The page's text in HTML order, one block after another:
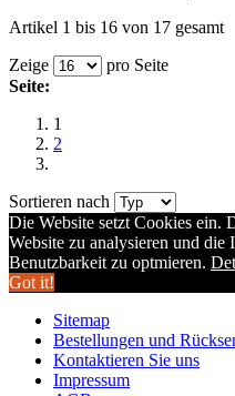
Artikel 1 bis 16 von 17 gesamt
Zeige
pro Seite
Seite:
1
2
Sortieren nach
Die Website setzt Cookies ein.
Website zu analysieren und die
Benutzbarkeit zu optmieren.
Got it!
Sitemap
Bestellungen und
Kontaktieren Sie uns
Impressum